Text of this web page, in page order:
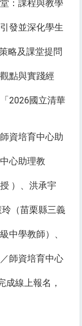
：課程與教學
發並深化學生
略及課堂提問
點與實踐經
2026國立清華
資培育中心助
心助理教
）、洪承宇
（苗栗縣三義
中學教師）、
師資培育中心
成線上報名，